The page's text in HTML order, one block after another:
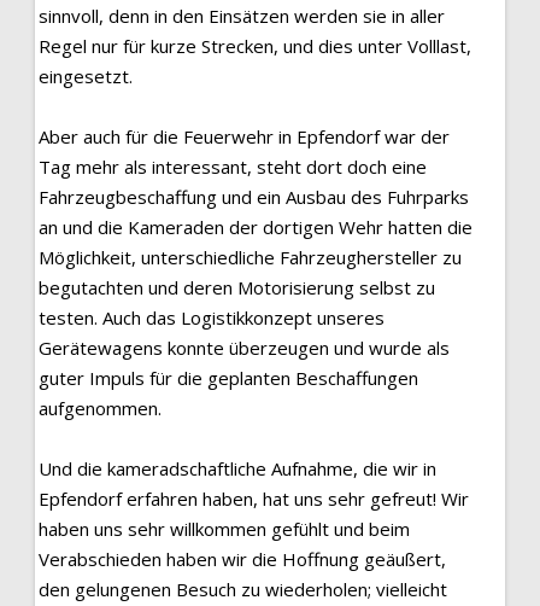
sinnvoll, denn in den Einsätzen werden sie in aller
Regel nur für kurze Strecken, und dies unter Volllast,
eingesetzt.
Aber auch für die Feuerwehr in Epfendorf war der
Tag mehr als interessant, steht dort doch eine
Fahrzeugbeschaffung und ein Ausbau des Fuhrparks
an und die Kameraden der dortigen Wehr hatten die
Möglichkeit, unterschiedliche Fahrzeughersteller zu
begutachten und deren Motorisierung selbst zu
testen. Auch das Logistikkonzept unseres
Gerätewagens konnte überzeugen und wurde als
guter Impuls für die geplanten Beschaffungen
aufgenommen.
Und die kameradschaftliche Aufnahme, die wir in
Epfendorf erfahren haben, hat uns sehr gefreut! Wir
haben uns sehr willkommen gefühlt und beim
Verabschieden haben wir die Hoffnung geäußert,
den gelungenen Besuch zu wiederholen; vielleicht